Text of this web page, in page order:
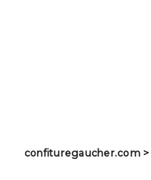
confituregaucher.com>